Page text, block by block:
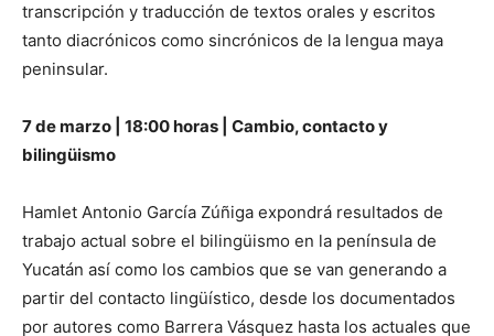
transcripción y traducción de textos orales y escritos
tanto diacrónicos como sincrónicos de la lengua maya
peninsular.
7 de marzo | 18:00 horas | Cambio, contacto y
bilingüismo
Hamlet Antonio García Zúñiga expondrá resultados de
trabajo actual sobre el bilingüismo en la península de
Yucatán así como los cambios que se van generando a
partir del contacto lingüístico, desde los documentados
por autores como Barrera Vásquez hasta los actuales que